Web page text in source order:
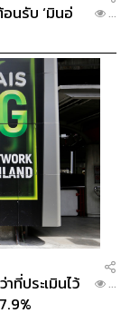
นรับ ‘มินอ่
...
ที่ประเมินไว้
...